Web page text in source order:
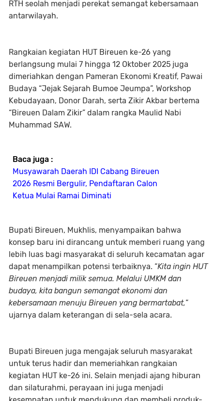
RTH seolah menjadi perekat semangat kebersamaan
antarwilayah.
Rangkaian kegiatan HUT Bireuen ke-26 yang
berlangsung mulai 7 hingga 12 Oktober 2025 juga
dimeriahkan dengan Pameran Ekonomi Kreatif, Pawai
Budaya “Jejak Sejarah Bumoe Jeumpa”, Workshop
Kebudayaan, Donor Darah, serta Zikir Akbar bertema
“Bireuen Dalam Zikir” dalam rangka Maulid Nabi
Muhammad SAW.
Baca juga :
Musyawarah Daerah IDI Cabang Bireuen
2026 Resmi Bergulir, Pendaftaran Calon
Ketua Mulai Ramai Diminati
Bupati Bireuen, Mukhlis, menyampaikan bahwa
konsep baru ini dirancang untuk memberi ruang yang
lebih luas bagi masyarakat di seluruh kecamatan agar
dapat menampilkan potensi terbaiknya. “Kita ingin HUT
Bireuen menjadi milik semua. Melalui UMKM dan
budaya, kita bangun semangat ekonomi dan
kebersamaan menuju Bireuen yang bermartabat,”
ujarnya dalam keterangan di sela-sela acara.
Bupati Bireuen juga mengajak seluruh masyarakat
untuk terus hadir dan memeriahkan rangkaian
kegiatan HUT ke-26 ini. Selain menjadi ajang hiburan
dan silaturahmi, perayaan ini juga menjadi